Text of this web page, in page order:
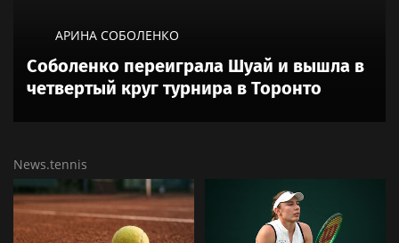
АРИНА СОБОЛЕНКО
Соболенко переиграла Шуай и вышла в
четвертый круг турнира в Торонто
News.tennis